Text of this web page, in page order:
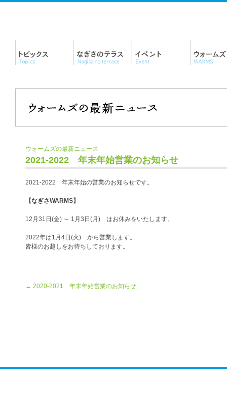
ウォームズの最新ニュース
2021-2022 年末年始営業のお知らせ
2021-2022 年末年始の営業のお知らせです。
【なぎさWARMS】
12月31日(金) ～ 1月3日(月) はお休みをいたします。
2022年は1月4日(火) から営業します。
皆様のお越しをお待ちしております。
← 2020-2021 年末年始営業のお知らせ